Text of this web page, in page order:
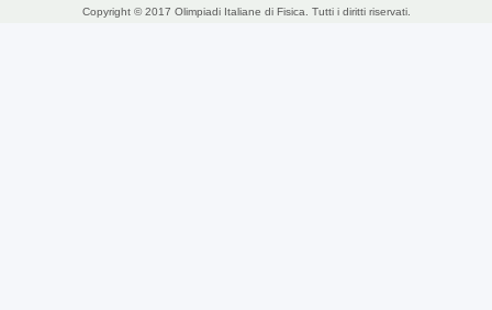
Copyright © 2017 Olimpiadi Italiane di Fisica. Tutti i diritti riservati.